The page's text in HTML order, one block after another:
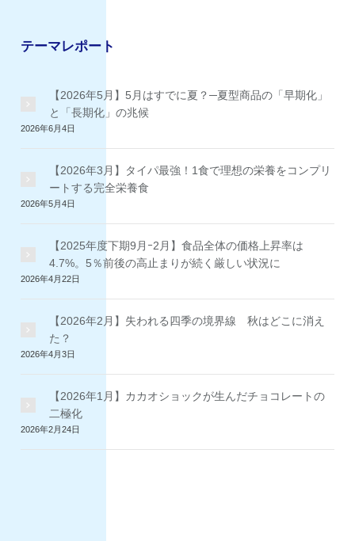
テーマレポート
【2026年5月】5月はすでに夏？─夏型商品の「早期化」
と「長期化」の兆候
2026年6月4日
【2026年3月】タイパ最強！1食で理想の栄養をコンプリ
ートする完全栄養食
2026年5月4日
【2025年度下期9月ｰ2月】食品全体の価格上昇率は
4.7%。5％前後の高止まりが続く厳しい状況に
2026年4月22日
【2026年2月】失われる四季の境界線 秋はどこに消え
た？
2026年4月3日
【2026年1月】カカオショックが生んだチョコレートの
二極化
2026年2月24日